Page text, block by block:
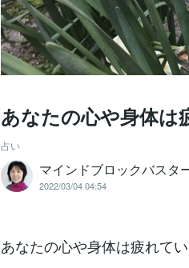
あなたの心や身体は
占い
マインドブロックバスタ
2022/03/04 04:54
あなたの心や身体は疲れて